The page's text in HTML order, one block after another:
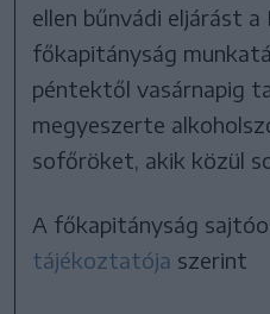
ellen bűnvádi eljárást
főkapitányság
péntektől vasárnapig
megyeszerte
sofőröket, akik közül
A főkapitányság
tájékoztatója szerint